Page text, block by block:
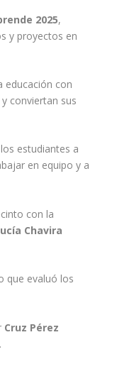
2025,
y proyectos en
educación con
conviertan sus
estudiantes a
en equipo y a
con la
Chavira
que evaluó los
Cruz Pérez